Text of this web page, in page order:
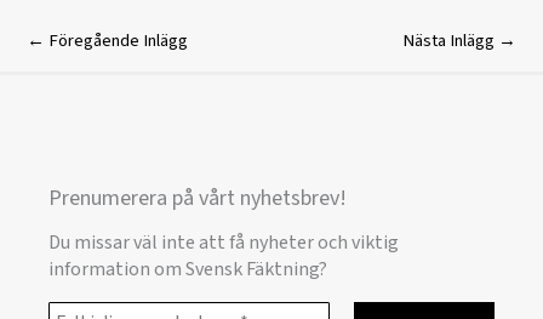
← Föregående Inlägg Nästa Inlägg →
Prenumerera på vårt nyhetsbrev!
Du missar väl inte att få nyheter och viktig
information om Svensk Fäktning?